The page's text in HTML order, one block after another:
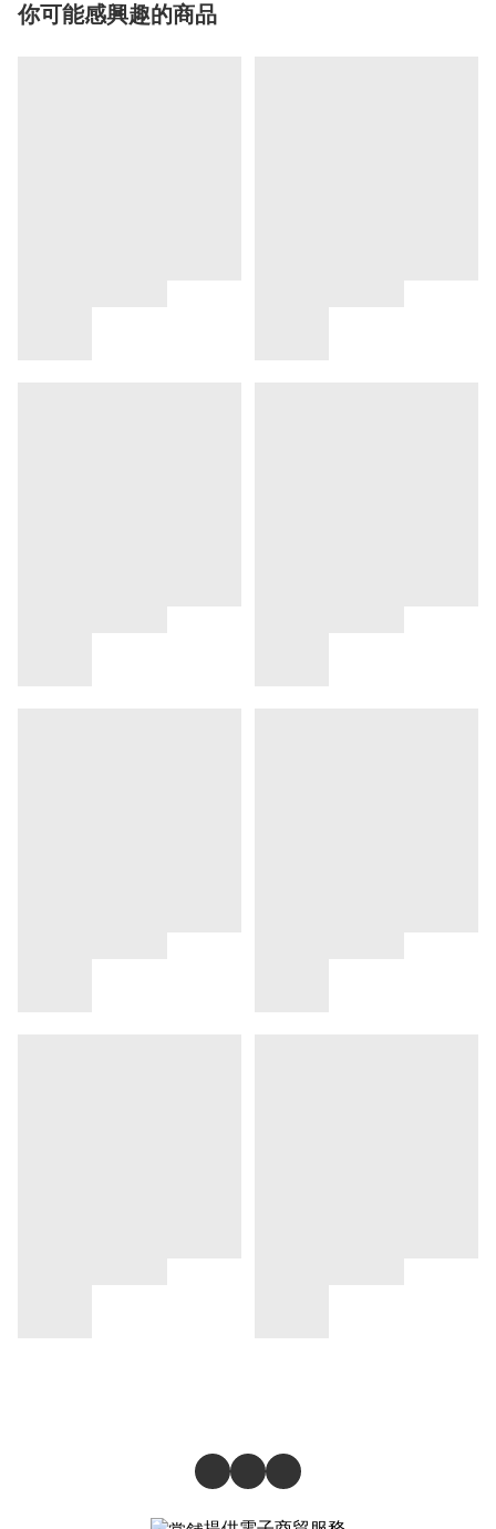
你可能感興趣的商品